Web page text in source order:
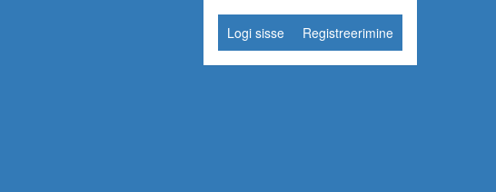
Logi sisse Registreerimine